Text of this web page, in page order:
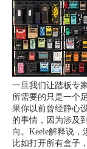
一旦我们让踏板专
所需要的只是一个
果你以前曾经静心
的事情，因为涉及
向。 Keele解释说，
比如打开所有盒子